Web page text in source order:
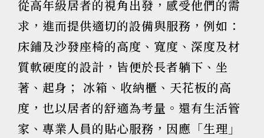
從高年級居者的視角出發，感受他們的需
求，進而提供適切的設備與服務，例如：
床鋪及沙發座椅的高度、寬度、深度及材
質軟硬度的設計，皆便於長者躺下、坐
著、起身； 冰箱、收納櫃、天花板的高
度，也以居者的舒適為考量。還有生活管
家、專業人員的貼心服務，因應「生理」